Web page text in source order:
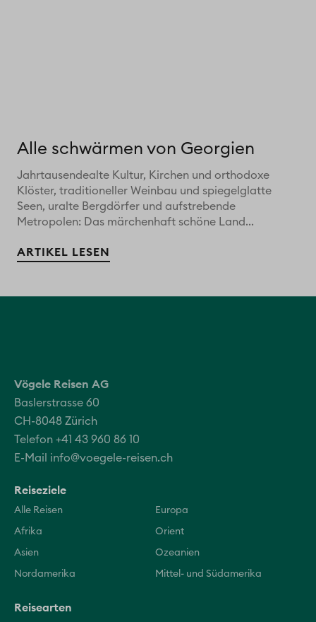
Alle schwärmen von Georgien
Jahrtausendealte Kultur, Kirchen und orthodoxe
Klöster, traditioneller Weinbau und spiegelglatte
Seen, uralte Bergdörfer und aufstrebende
Metropolen: Das märchenhaft schöne Land...
ARTIKEL LESEN
Vögele Reisen AG
Baslerstrasse 60
CH-8048 Zürich
Telefon +41 43 960 86 10
E-Mail info@voegele-reisen.ch
Reiseziele
Alle Reisen Europa
Afrika Orient
Asien Ozeanien
Nordamerika Mittel- und Südamerika
Reisearten